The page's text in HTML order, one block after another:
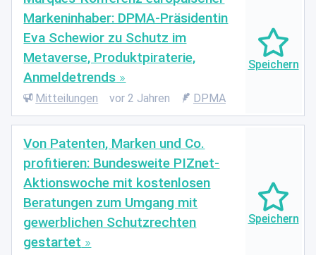
Markeninhaber: DPMA-Präsidentin
Eva Schewior zu Schutz im
Metaverse, Produktpiraterie,
Anmeldetrends
Mitteilungen vor 2 Jahren DPMA
Von Patenten, Marken und Co.
profitieren: Bundesweite PIZnet-
Aktionswoche mit kostenlosen
Beratungen zum Umgang mit
gewerblichen Schutzrechten
gestartet